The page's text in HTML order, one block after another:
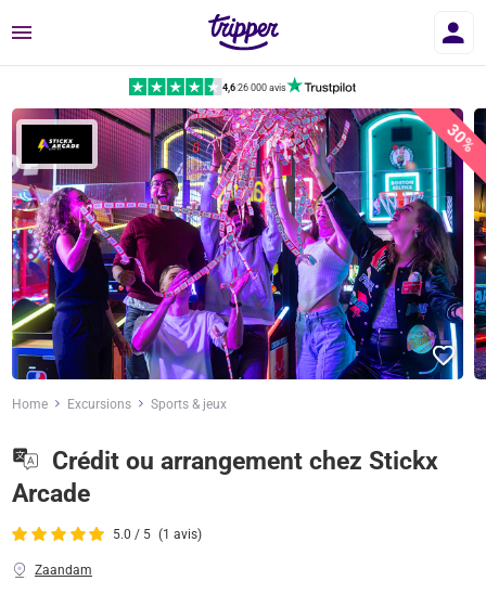
Menu
4,6|26 000 avis
30%
Home Excursions Sports & jeux
Crédit ou arrangement chez Stickx
Arcade
5.0 / 5 (1 avis)
Zaandam